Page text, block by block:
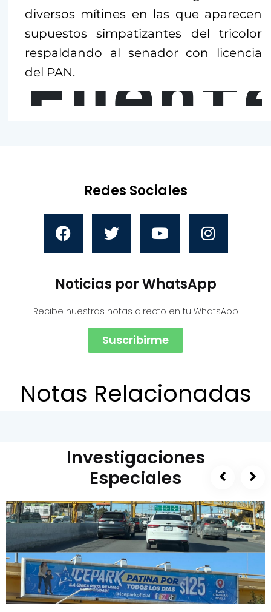
diversos mítines en las que aparecen
supuestos simpatizantes del tricolor
respaldando al senador con licencia
del PAN.
Redes Sociales
Noticias por WhatsApp
Recibe nuestras notas directo en tu WhatsApp
Suscribirme
Notas Relacionadas
Investigaciones
Especiales